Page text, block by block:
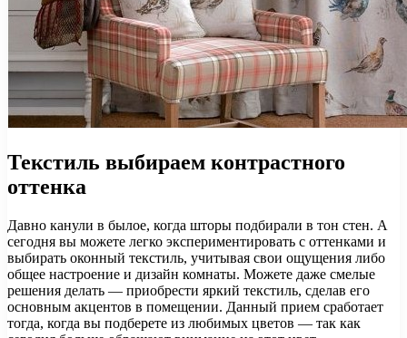
Текстиль выбираем контрастного
оттенка
Давно канули в былое, когда шторы подбирали в тон стен. А
сегодня вы можете легко экспериментировать с оттенками и
выбирать оконный текстиль, учитывая свои ощущения либо
общее настроение и дизайн комнаты. Можете даже смелые
решения делать — приобрести яркий текстиль, сделав его
основным акцентов в помещении. Данный прием сработает
тогда, когда вы подберете из любимых цветов — так как